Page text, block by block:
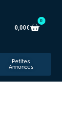
0,00€
0
Petites
Annonces